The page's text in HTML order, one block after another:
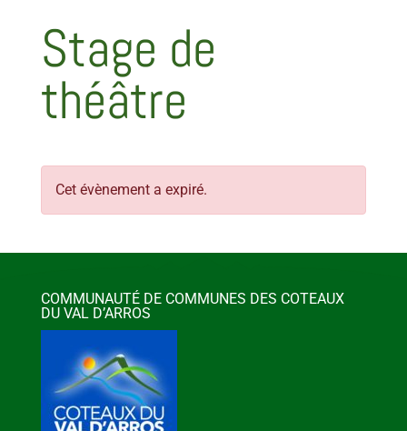
Stage de
théâtre
Cet évènement a expiré.
COMMUNAUTÉ DE COMMUNES DES COTEAUX
DU VAL D’ARROS